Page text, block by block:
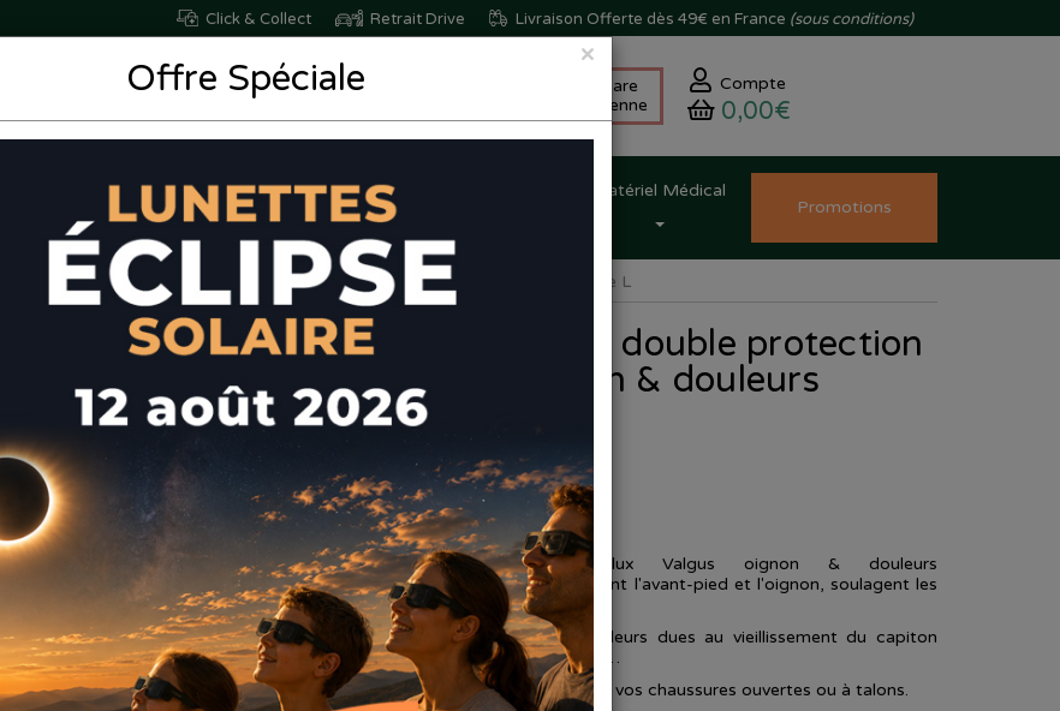
Click & Collect Retrait Drive Livraison Offerte dès 49€ en France (sous conditions)
Skincare
Coréenne
Compte
0,00€
Santé /Bien-être
Matériel Médical
Promotions
double protection Hallux Valgus oignon & douleurs plantaires Taille L
Epitact - Coussinets double protection
Hallux Valgus oignon & douleurs
plantaires Taille L
CODE EAN: 3660396000113
34,50€
Coussinets double protection Hallux Valgus oignon & douleurs
plantaires Epitact, coussinets qui protègent l'avant-pied et l'oignon, soulagent les
douleurs et éliminent les durillons.
Ils permettent aussi de prévenir les douleurs dues au vieillissement du capiton
plantaire, sensations de brûlures, durillons…
Discrets, ils peuvent se porter dans toutes vos chaussures ouvertes ou à talons.
×
Offre Spéciale